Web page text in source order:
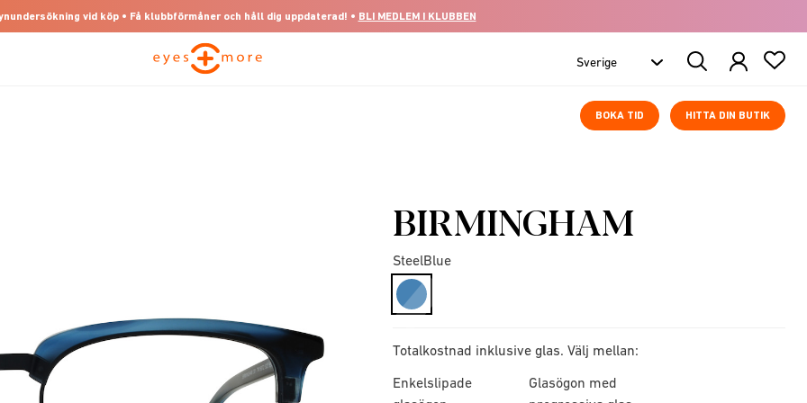
vid köp • Få klubbförmåner och håll dig uppdaterad! • BLI MEDLEM I KLUBBEN
Search
Products
BOKA TID HITTA DIN BUTIK
BIRMINGHAM
SteelBlue
selected
Totalkostnad inklusive glas. Välj mellan:
Enkelslipade
Glasögon med